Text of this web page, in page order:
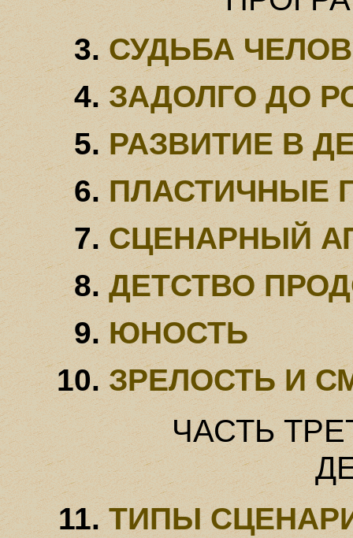
СУДЬБА
ЗАДОЛГО ДО
РАЗВИТИЕ В
ПЛАСТИЧНЫЕ
СЦЕНАРНЫЙ
ДЕТСТВО
ЮНОСТЬ
ЗРЕЛОСТЬ И
ЧАСТЬ
ТИПЫ